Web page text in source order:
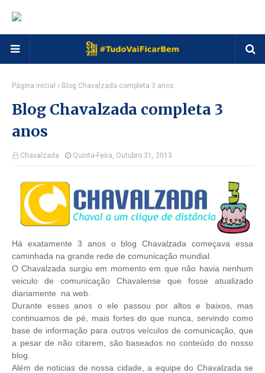
Página inicial Blog Chavalzada completa 3 anos
Blog Chavalzada completa 3
anos
Chavalzada Quinta-Feira, Outubro 31, 2013
Há exatamente 3 anos o blog Chavalzada começava essa
caminhada na grande rede de comunicação mundial.
O Chavalzada surgiu em momento em que não havia nenhum
veiculo de comunicação Chavalense que fosse atualizado
diariamente na web.
Durante esses anos o ele passou por altos e baixos, mas
continuamos de pé, mais fortes do que nunca, servindo como
base de informação para outros veículos de comunicação, que
a pesar de não citarem, são baseados no conteúdo do nosso
blog.
Além de noticias de nossa cidade, a equipe do Chavalzada se